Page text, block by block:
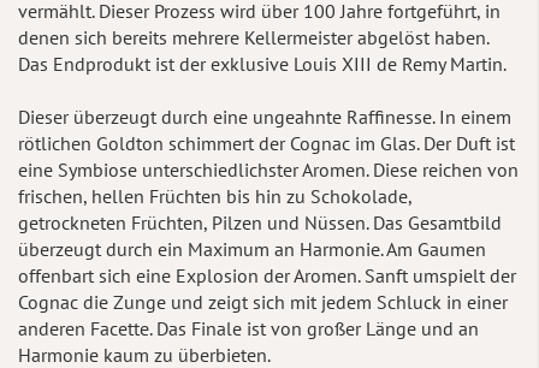
vermählt. Dieser Prozess wird über 100 Jahre fortgeführt, in
denen sich bereits mehrere Kellermeister abgelöst haben.
Das Endprodukt ist der exklusive Louis XIII de Remy Martin.
Dieser überzeugt durch eine ungeahnte Raffinesse. In einem
rötlichen Goldton schimmert der Cognac im Glas. Der Duft ist
eine Symbiose unterschiedlichster Aromen. Diese reichen von
frischen, hellen Früchten bis hin zu Schokolade,
getrockneten Früchten, Pilzen und Nüssen. Das Gesamtbild
überzeugt durch ein Maximum an Harmonie. Am Gaumen
offenbart sich eine Explosion der Aromen. Sanft umspielt der
Cognac die Zunge und zeigt sich mit jedem Schluck in einer
anderen Facette. Das Finale ist von großer Länge und an
Harmonie kaum zu überbieten.